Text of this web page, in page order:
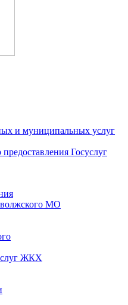
МО
ЖКХ